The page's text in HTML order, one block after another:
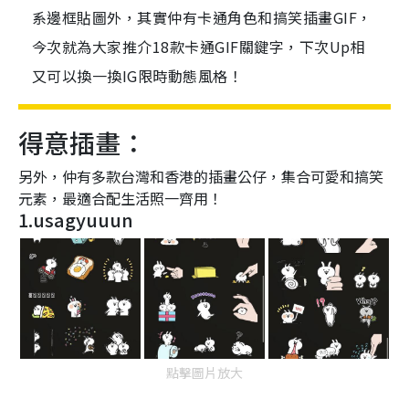
系邊框貼圖外，其實仲有卡通角色和搞笑插畫GIF，
今次就為大家推介18款卡通GIF關鍵字，下次Up相
又可以換一換IG限時動態風格！
得意插畫：
另外，仲有多款台灣和香港的插畫公仔，集合可愛和搞笑
元素，最適合配生活照一齊用！
1.usagyuuun
點擊圖片放大